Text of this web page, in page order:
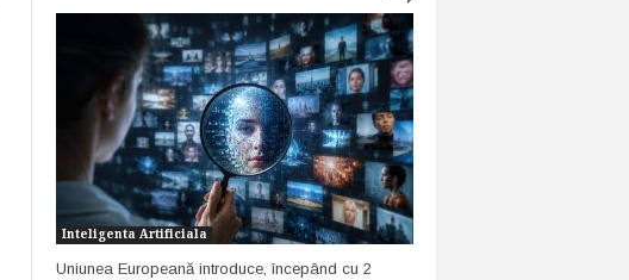
Inteligenta Artificiala
Uniunea Europeană introduce, începând cu 2